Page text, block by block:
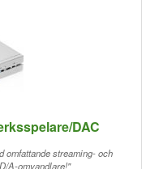
DAC
omfattande streaming- och
A-omvandlare!"